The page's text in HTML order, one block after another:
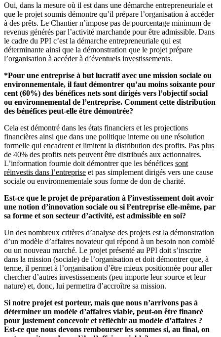
Oui, dans la mesure où il est dans une démarche entrepreneuriale et
que le projet soumis démontre qu’il prépare l’organisation à accéder
à des prêts. Le Chantier n’impose pas de pourcentage minimum de
revenus générés par l’activité marchande pour être admissible. Dans
le cadre du PPI c’est la démarche entrepreneuriale qui est
déterminante ainsi que la démonstration que le projet prépare
l’organisation à accéder à d’éventuels investissements.
*Pour une entreprise à but lucratif avec une mission sociale ou
environnementale, il faut démontrer qu’au moins soixante pour
cent (60%) des bénéfices nets sont dirigés vers l’objectif social
ou environnemental de l’entreprise. Comment cette distribution
des bénéfices peut-elle être démontrée?
Cela est démontré dans les états financiers et les projections
financières ainsi que dans une politique interne ou une résolution
formelle qui encadrent et limitent la distribution des profits. Pas plus
de 40% des profits nets peuvent être distribués aux actionnaires.
L’information fournie doit démontrer que les bénéfices sont
réinvestis dans l’entreprise et pas simplement dirigés vers une cause
sociale ou environnementale sous forme de don de charité.
Est-ce que le projet de préparation à l’investissement doit avoir
une notion d’innovation sociale ou si l’entreprise elle-même, par
sa forme et son secteur d’activité, est admissible en soi?
Un des nombreux critères d’analyse des projets est la démonstration
d’un modèle d’affaires novateur qui répond à un besoin non comblé
ou un nouveau marché. Le projet présenté au PPI doit s’inscrire
dans la mission (sociale) de l’organisation et doit démontrer que, à
terme, il permet à l’organisation d’être mieux positionnée pour aller
chercher d’autres investissements (peu importe leur source et leur
nature) et, donc, lui permettra d’accroître sa mission.
Si notre projet est porteur, mais que nous n’arrivons pas à
déterminer un modèle d’affaires viable, peut-on être financé
pour justement concevoir et réfléchir au modèle d’affaires ?
Est-ce que nous devons rembourser les sommes si, au final, on